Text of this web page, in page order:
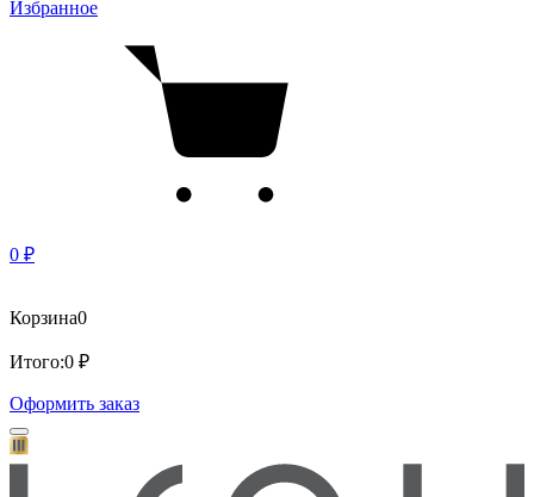
Избранное
0 ₽
Корзина0
Итого:0 ₽
Оформить заказ